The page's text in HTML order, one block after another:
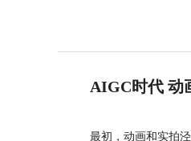
AIGC时代 动
最初，动画和实拍